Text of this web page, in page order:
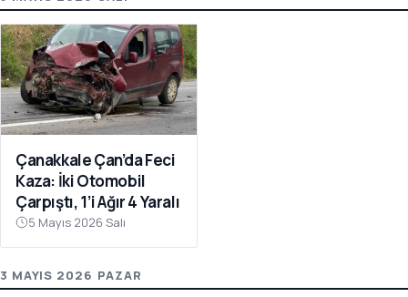
Çanakkale Çan’da Feci
Kaza: İki Otomobil
Çarpıştı, 1’i Ağır 4 Yaralı
5 Mayıs 2026 Salı
3 MAYIS 2026 PAZAR